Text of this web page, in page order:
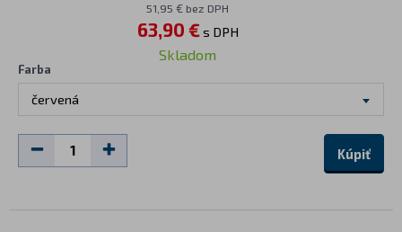
51,95 € bez DPH
63,90 € s DPH
Skladom
Farba
červená
Kúpiť